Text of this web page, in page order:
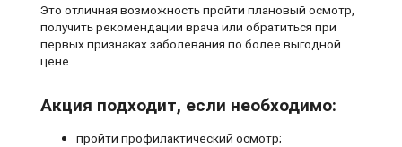
Это отличная возможность пройти плановый осмотр,
получить рекомендации врача или обратиться при
первых признаках заболевания по более выгодной
цене.
Акция подходит, если необходимо:
пройти профилактический осмотр;